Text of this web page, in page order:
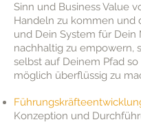
Sinn und Business Value
Handeln zu kommen und
und Dein System für Dein
nachhaltig zu empowern,
selbst auf Deinem Pfad
möglich überflüssig zu
Konzeption und